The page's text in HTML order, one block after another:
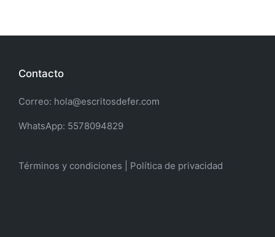
Contacto
Correo: hola@escritosdefer.com
WhatsApp: 5578094829
Términos y condiciones | Política de privacidad